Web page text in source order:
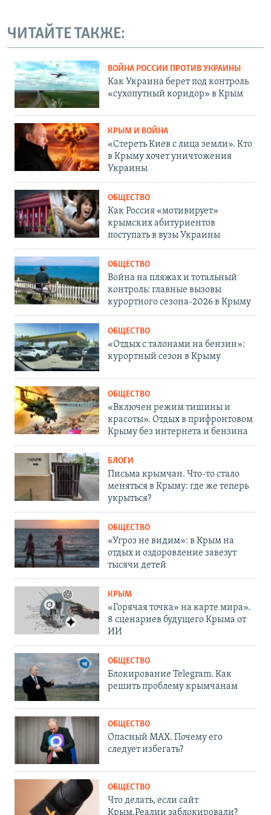
ЧИТАЙТЕ ТАКЖЕ:
ВОЙНА РОССИИ ПРОТИВ УКРАИНЫ
Как Украина берет под контроль
«сухопутный коридор» в Крым
КРЫМ И ВОЙНА
«Стереть Киев с лица земли». Кто
в Крыму хочет уничтожения
Украины
ОБЩЕСТВО
Как Россия «мотивирует»
крымских абитуриентов
поступать в вузы Украины
ОБЩЕСТВО
Война на пляжах и тотальный
контроль: главные вызовы
курортного сезона-2026 в Крыму
ОБЩЕСТВО
«Отдых с талонами на бензин»:
курортный сезон в Крыму
ОБЩЕСТВО
«Включен режим тишины и
красоты». Отдых в прифронтовом
Крыму без интернета и бензина
БЛОГИ
Письма крымчан. Что-то стало
меняться в Крыму: где же теперь
укрыться?
ОБЩЕСТВО
«Угроз не видим»: в Крым на
отдых и оздоровление завезут
тысячи детей
КРЫМ
«Горячая точка» на карте мира».
8 сценариев будущего Крыма от
ИИ
ОБЩЕСТВО
Блокирование Telegram. Как
решить проблему крымчанам
ОБЩЕСТВО
Опасный MAX. Почему его
следует избегать?
ОБЩЕСТВО
Что делать, если сайт
Крым.Реалии заблокировали?